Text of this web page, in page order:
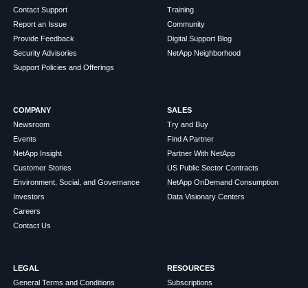
Contact Support
Report an Issue
Provide Feedback
Security Advisories
Support Policies and Offerings
Training
Community
Digital Support Blog
NetApp Neighborhood
COMPANY
Newsroom
Events
NetApp Insight
Customer Stories
Environment, Social, and Governance
Investors
Careers
Contact Us
SALES
Try and Buy
Find A Partner
Partner With NetApp
US Public Sector Contracts
NetApp OnDemand Consumption
Data Visionary Centers
LEGAL
General Terms and Conditions
RESOURCES
Subscriptions